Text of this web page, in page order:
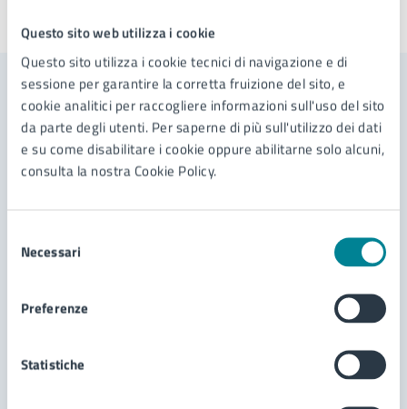
Questo sito web utilizza i cookie
Questo sito utilizza i cookie tecnici di navigazione e di
sessione per garantire la corretta fruizione del sito, e
cookie analitici per raccogliere informazioni sull'uso del sito
da parte degli utenti. Per saperne di più sull'utilizzo dei dati
e su come disabilitare i cookie oppure abilitarne solo alcuni,
consulta la nostra Cookie Policy.
delNecessari
Preferenze
Statistiche
Contenuti correlati
Servizi
sportivo comunale
sportivo comunale
Modello unico manifestazioni